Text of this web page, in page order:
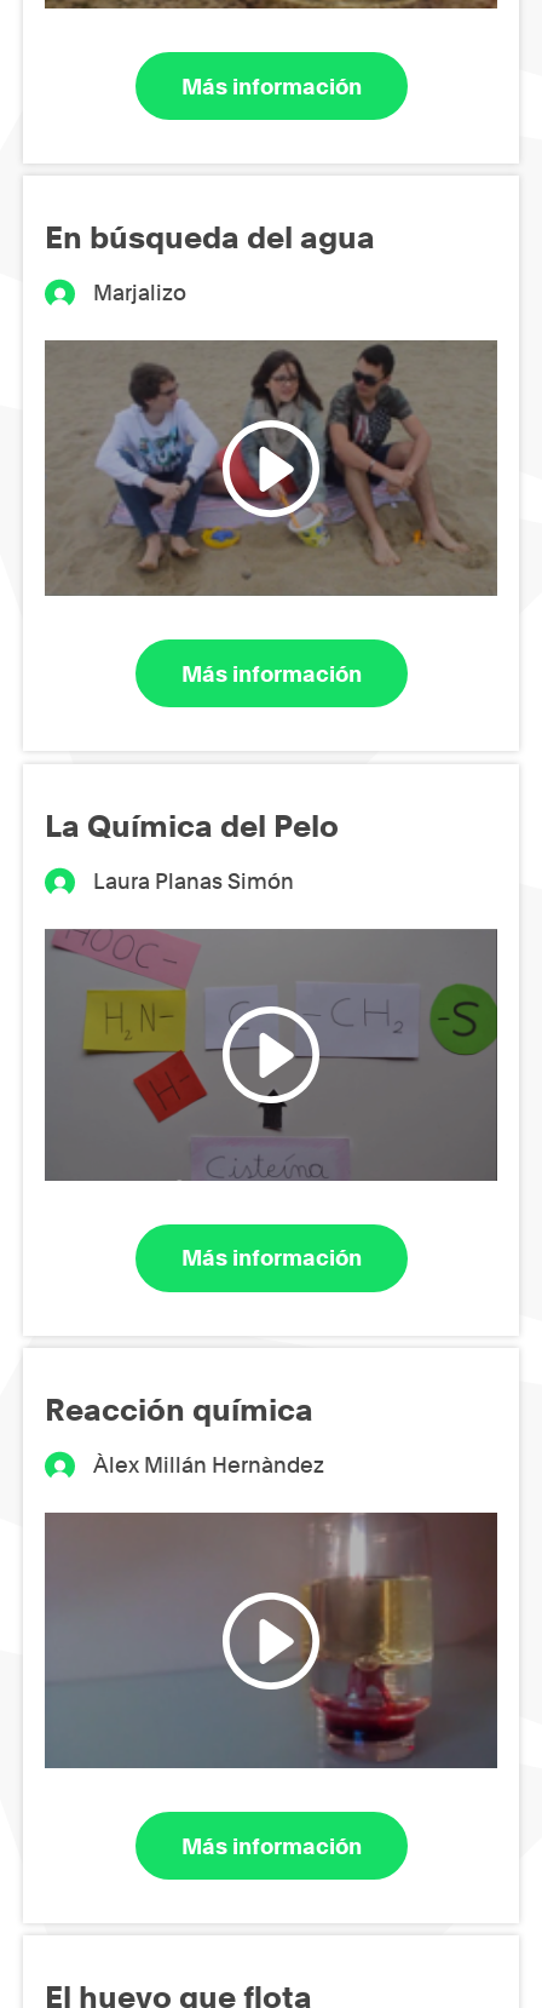
Más información
En búsqueda del agua
Marjalizo
Más información
La Química del Pelo
Laura Planas Simón
Más información
Reacción química
Àlex Millán Hernàndez
Más información
El huevo que flota